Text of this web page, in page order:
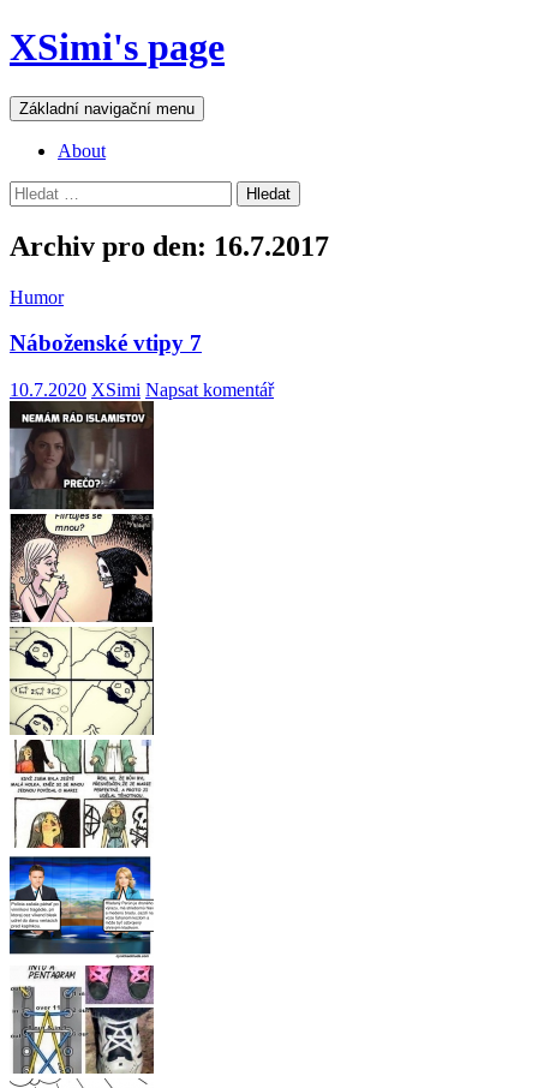
Přejít
k
webu
XSimi's page
Hledat
Základní navigační menu
About
Vyhledávání
Archiv pro den: 16.7.2017
Humor
Náboženské vtipy 7
10.7.2020 XSimi Napsat komentář